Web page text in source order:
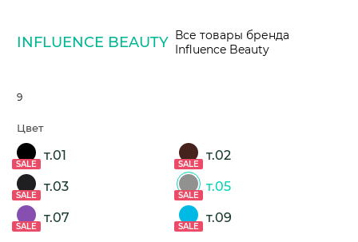
INFLUENCE BEAUTY Все товары бренда
Influence Beauty
9
Цвет
SALE
т.01
SALE
т.02
SALE
т.03
SALE
т.05
SALE
т.07
SALE
т.09